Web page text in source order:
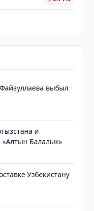
выбыл
и
Балалык»
Узбекистану